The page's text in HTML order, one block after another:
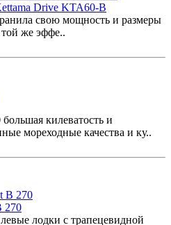
Drive KTA60-B
свою мощность и размеры
той же эффе..
килеватость и
мореходные качества и ку..
270
лодки с трапецевидной